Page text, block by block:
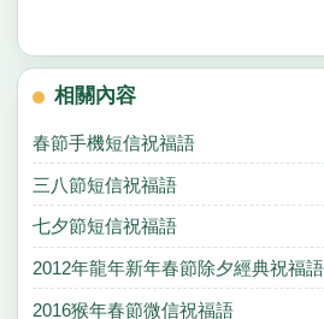
相關內容
春節手機短信祝福語
三八節短信祝福語
七夕節短信祝福語
2012年龍年新年春節除夕經典祝福
2016猴年春節微信祝福語